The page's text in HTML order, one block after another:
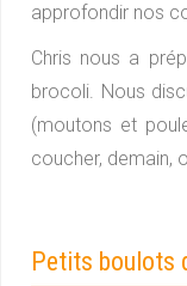
approfondir nos
Chris nous a
brocoli. Nous
(moutons et
coucher, demain,
Petits boulots